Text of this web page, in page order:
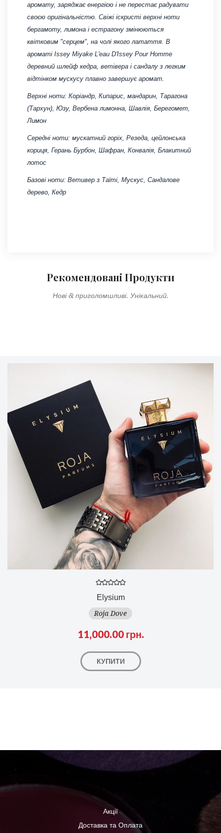
аромату, заряджає енергією і не перестає радувати
своєю оригінальністю. Свіжі іскристі верхні ноти
бергамоту, лимона і естрагону змінюються
квітковим "серцем", на чолі якого латаття. В
ароматі Issey Miyake L'eau D'Issey Pour Homme
деревний шлейф кедра, ветівера і сандалу з легким
відтінком мускусу плавно завершує аромат.
Верхні ноти: Коріандр, Кипарис, мандарин, Тарагона
(Тархун), Юзу, Вербена лимонна, Шавлія, Берегомет,
Лимон
Середні ноти: мускатний горіх, Резеда, цейлонська
кориця, Герань Бурбон, Шафран, Конвалія, Блакитний
лотос
Базові ноти: Ветивер з Таїті, Мускус, Сандалове
дерево, Кедр
Рекомендовані Продукти
Нові & приголомшливі. Унікальний.
Elysium
Roja Dove
11,000.00 грн.
КУПИТИ
Акції
Доставка та Оплата